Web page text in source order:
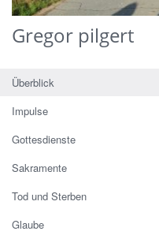
Gregor pilgert
Überblick
Impulse
Gottesdienste
Sakramente
Tod und Sterben
Glaube